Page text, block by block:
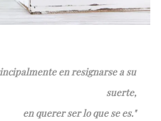
en resignarse a su
suerte,
en querer ser lo que se es."